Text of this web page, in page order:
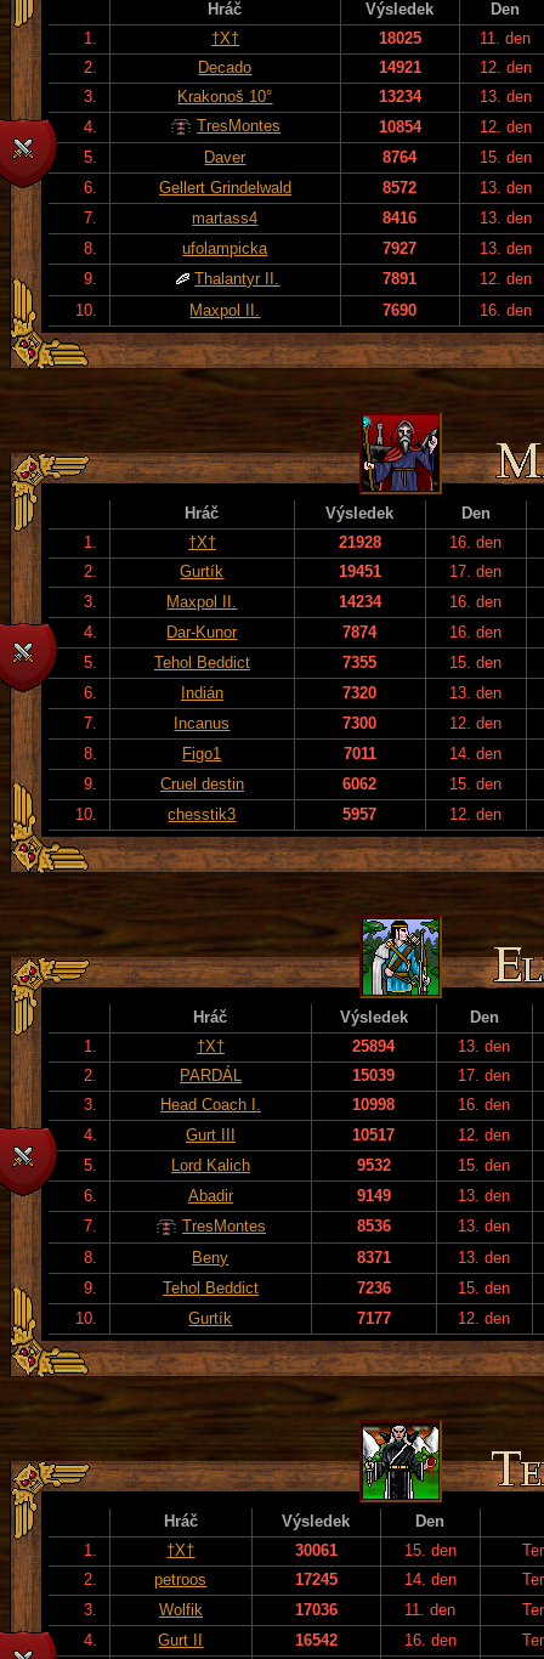
Hráč Výsledek
Den
1.
†X† 18025
11. den
2.
Decado 14921
12. den
3.
Krakonoš 10° 13234
13. den
4.
TresMontes 10854
12. den
5.
Daver 8764
15. den
6.
Gellert Grindelwald 8572
13. den
7.
martass4 8416
13. den
8.
ufolampicka 7927
13. den
9.
Thalantyr II. 7891
12. den
10.
Maxpol II. 7690 16. den
Hráč Výsledek
Den
1.
†X† 21928
16. den
2.
Gurtík 19451
17. den
3.
Maxpol II. 14234
16. den
4.
Dar-Kunor 7874
16. den
5.
Tehol Beddict 7355
15. den
6.
Indián 7320
13. den
7.
Incanus 7300
12. den
8.
Figo1 7011
14. den
9.
Cruel destin 6062
15. den
10.
chesstik3 5957 12. den
Hráč Výsledek
Den
1.
†X† 25894
13. den
2.
PARDÁL 15039
17. den
3.
Head Coach I. 10998
16. den
4.
Gurt III 10517
12. den
5.
Lord Kalich 9532
15. den
6.
Abadir 9149
13. den
7.
TresMontes 8536
13. den
8.
Beny 8371
13. den
9.
Tehol Beddict 7236
15. den
10.
Gurtík 7177 12. den
Hráč Výsledek
Den
1.
†X† 30061 15. den
2.
petroos 17245 14. den
3.
Wolfik 17036 11. den
4.
Gurt II 16542 16. den